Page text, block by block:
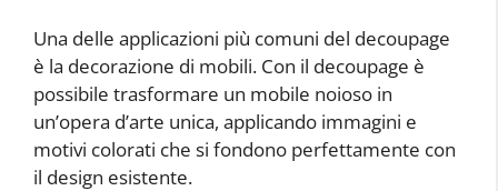
Una delle applicazioni più comuni del decoupage
è la decorazione di mobili. Con il decoupage è
possibile trasformare un mobile noioso in
un’opera d’arte unica, applicando immagini e
motivi colorati che si fondono perfettamente con
il design esistente.